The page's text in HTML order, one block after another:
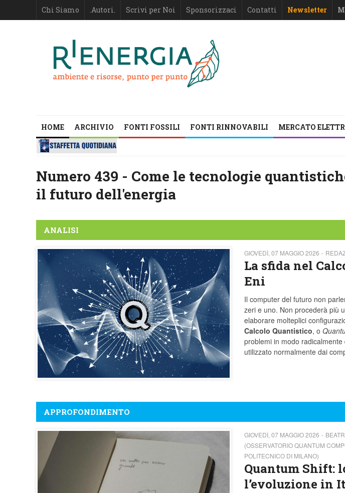
Chi Siamo .Autori. Scrivi per Noi Sponsorizzaci Contatti Newsletter
HOME ARCHIVIO FONTI FOSSILI FONTI RINNOVABILI MERCATO
Numero 439 - Come le tecnologie
il futuro dell'energia
ANALISI
GIOVEDÌ, 07 MAGGIO 2026
La sfida nel
Eni
Il computer del futuro non
zeri e uno. Non procederà più
elaborare molteplici
Calcolo Quantistico, o
problemi in modo radicalmente
utilizzato normalmente dai
APPROFONDIMENTO
GIOVEDÌ, 07 MAGGIO 2026
(OSSERVATORIO QUANTUM
POLITECNICO DI MILANO)
Quantum Shift:
l’evoluzione in